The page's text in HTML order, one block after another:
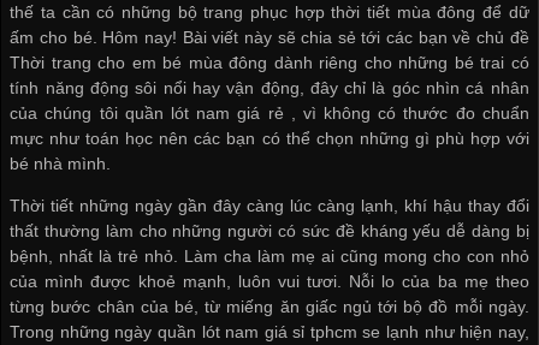
thế ta cần có những bộ trang phục hợp thời tiết mùa đông để dữ
ấm cho bé. Hôm nay! Bài viết này sẽ chia sẻ tới các bạn về chủ đề
Thời trang cho em bé mùa đông dành riêng cho những bé trai có
tính năng động sôi nổi hay vận động, đây chỉ là góc nhìn cá nhân
của chúng tôi quần lót nam giá rẻ , vì không có thước đo chuẩn
mực như toán học nên các bạn có thể chọn những gì phù hợp với
bé nhà mình.
Thời tiết những ngày gần đây càng lúc càng lạnh, khí hậu thay đổi
thất thường làm cho những người có sức đề kháng yếu dễ dàng bị
bệnh, nhất là trẻ nhỏ. Làm cha làm mẹ ai cũng mong cho con nhỏ
của mình được khoẻ mạnh, luôn vui tươi. Nỗi lo của ba mẹ theo
từng bước chân của bé, từ miếng ăn giấc ngủ tới bộ đồ mỗi ngày.
Trong những ngày quần lót nam giá sỉ tphcm se lạnh như hiện nay,